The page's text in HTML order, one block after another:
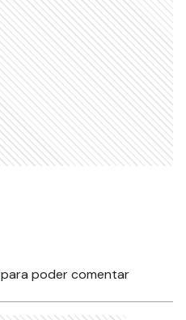
para poder comentar